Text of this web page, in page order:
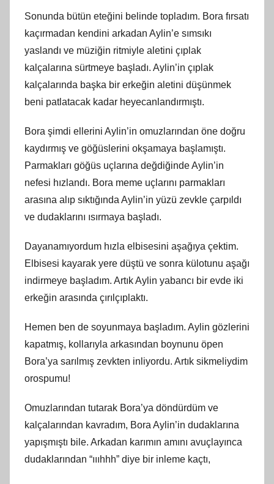
Sonunda bütün eteğini belinde topladım. Bora fırsatı
kaçırmadan kendini arkadan Aylin’e sımsıkı
yaslandı ve müziğin ritmiyle aletini çıplak
kalçalarına sürtmeye başladı. Aylin’in çıplak
kalçalarında başka bir erkeğin aletini düşünmek
beni patlatacak kadar heyecanlandırmıştı.
Bora şimdi ellerini Aylin’in omuzlarından öne doğru
kaydırmış ve göğüslerini okşamaya başlamıştı.
Parmakları göğüs uçlarına değdiğinde Aylin’in
nefesi hızlandı. Bora meme uçlarını parmakları
arasına alıp sıktığında Aylin’in yüzü zevkle çarpıldı
ve dudaklarını ısırmaya başladı.
Dayanamıyordum hızla elbisesini aşağıya çektim.
Elbisesi kayarak yere düştü ve sonra külotunu aşağı
indirmeye başladım. Artık Aylin yabancı bir evde iki
erkeğin arasında çırılçıplaktı.
Hemen ben de soyunmaya başladım. Aylin gözlerini
kapatmış, kollarıyla arkasından boynunu öpen
Bora’ya sarılmış zevkten inliyordu. Artık sikmeliydim
orospumu!
Omuzlarından tutarak Bora’ya döndürdüm ve
kalçalarından kavradım, Bora Aylin’in dudaklarına
yapışmıştı bile. Arkadan karımın amını avuçlayınca
dudaklarından “ıııhhh” diye bir inleme kaçtı,